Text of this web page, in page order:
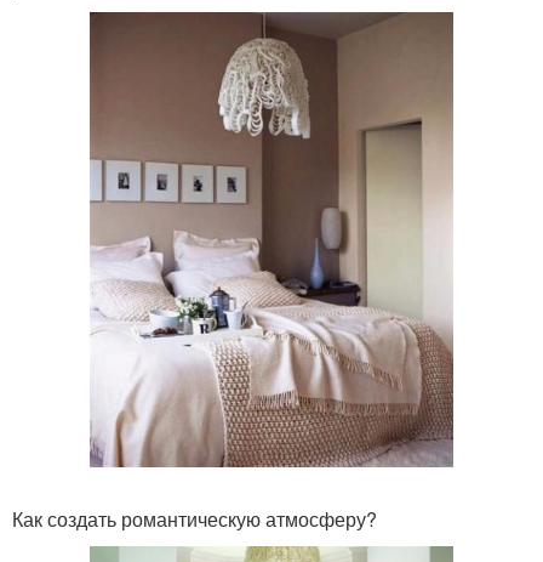
Как создать романтическую атмосферу?